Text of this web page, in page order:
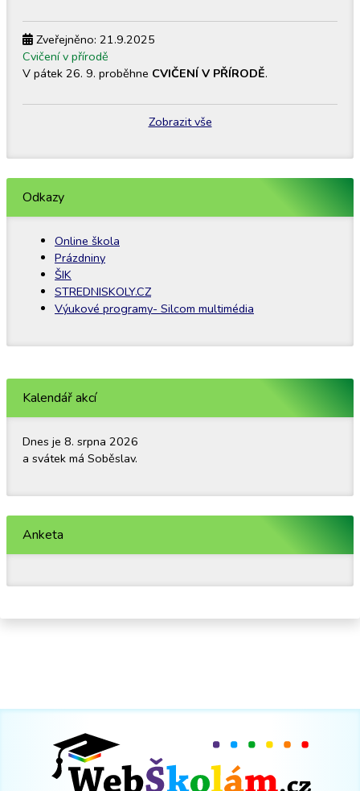
Zveřejněno: 21.9.2025
Cvičení v přírodě
V pátek 26. 9. proběhne CVIČENÍ V PŘÍRODĚ.
Zobrazit vše
Odkazy
Online škola
Prázdniny
ŠIK
STREDNISKOLY.CZ
Výukové programy- Silcom multimédia
Kalendář akcí
Dnes je 8. srpna 2026
a svátek má Soběslav.
Anketa